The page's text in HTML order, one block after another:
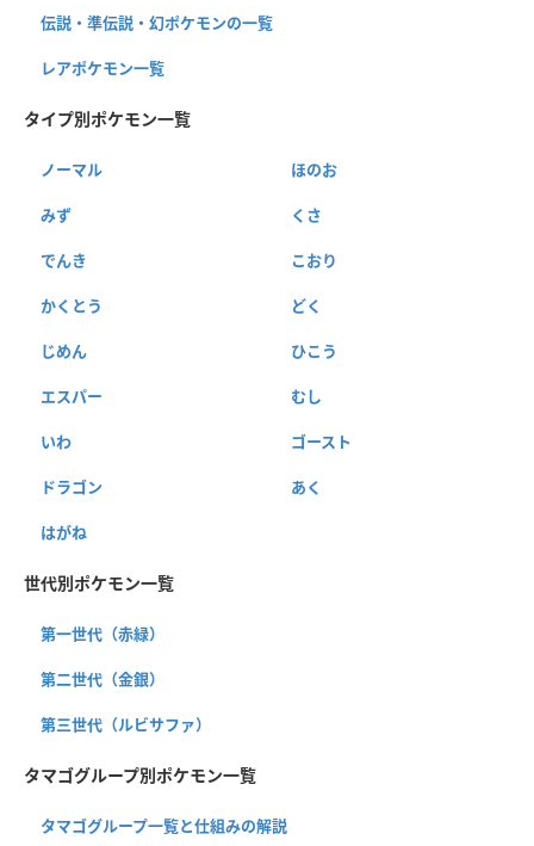
伝説・準伝説・幻ポケモンの一覧
レアポケモン一覧
タイプ別ポケモン一覧
ノーマル ほのお
みず くさ
でんき こおり
かくとう どく
じめん ひこう
エスパー むし
いわ ゴースト
ドラゴン あく
はがね
世代別ポケモン一覧
第一世代（赤緑）
第二世代（金銀）
第三世代（ルビサファ）
タマゴグループ別ポケモン一覧
タマゴグループ一覧と仕組みの解説